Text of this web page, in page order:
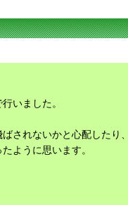
いました。
されないかと心配したり
ように思います。